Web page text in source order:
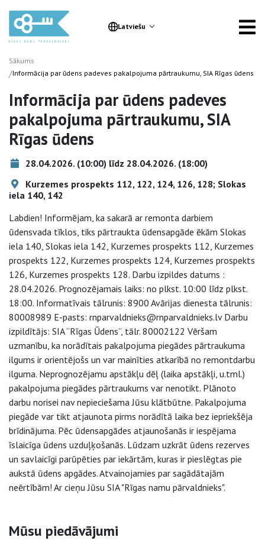
Latviešu
Sākums
/Informācija par ūdens padeves pakalpojuma pārtraukumu, SIA Rīgas ūdens
Informācija par ūdens padeves
pakalpojuma pārtraukumu, SIA
Rīgas ūdens
28.04.2026. (10:00) līdz 28.04.2026. (18:00)
Kurzemes prospekts 112, 122, 124, 126, 128; Slokas
iela 140, 142
Labdien! Informējam, ka sakarā ar remonta darbiem
ūdensvada tīklos, tiks pārtraukta ūdensapgāde ēkām Slokas
iela 140, Slokas iela 142, Kurzemes prospekts 112, Kurzemes
prospekts 122, Kurzemes prospekts 124, Kurzemes prospekts
126, Kurzemes prospekts 128. Darbu izpildes datums :
28.04.2026. Prognozējamais laiks: no plkst. 10:00 līdz plkst.
18:00. Informatīvais tālrunis: 8900 Avārijas dienesta tālrunis:
80008989 E-pasts: rnparvaldnieks@rnparvaldnieks.lv Darbu
izpildītājs: SIA “Rīgas Ūdens”, tālr. 80002122 Vēršam
uzmanību, ka norādītais pakalpojuma piegādes pārtraukuma
ilgums ir orientējošs un var mainīties atkarībā no remontdarbu
ilguma. Neprognozējamu apstākļu dēļ (laika apstākļi, u.tml.)
pakalpojuma piegādes pārtraukums var nenotikt. Plānoto
darbu norisei nav nepieciešama Jūsu klātbūtne. Pakalpojuma
piegāde var tikt atjaunota pirms norādītā laika bez iepriekšēja
brīdinājuma. Pēc ūdensapgādes atjaunošanās ir iespējama
īslaicīga ūdens uzduļķošanās. Lūdzam uzkrāt ūdens rezerves
un savlaicīgi parūpēties par iekārtām, kuras ir pieslēgtas pie
aukstā ūdens apgādes. Atvainojamies par sagādātajām
neērtībām! Ar cieņu Jūsu SIA "Rīgas namu pārvaldnieks".
Sāna navigācija
Mūsu piedāvājumi